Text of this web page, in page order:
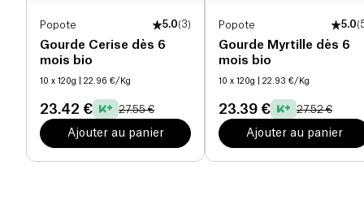
Popote 5.0(3)
Gourde Cerise dès 6
mois bio
10 x 120g | 22.96 €/Kg
23.42 € 27.55 €
Ajouter au panier
Popote 5.0(
Gourde Myrtille dès 6
mois bio
10 x 120g | 22.93 €/Kg
23.39 € 27.52 €
Ajouter au panier